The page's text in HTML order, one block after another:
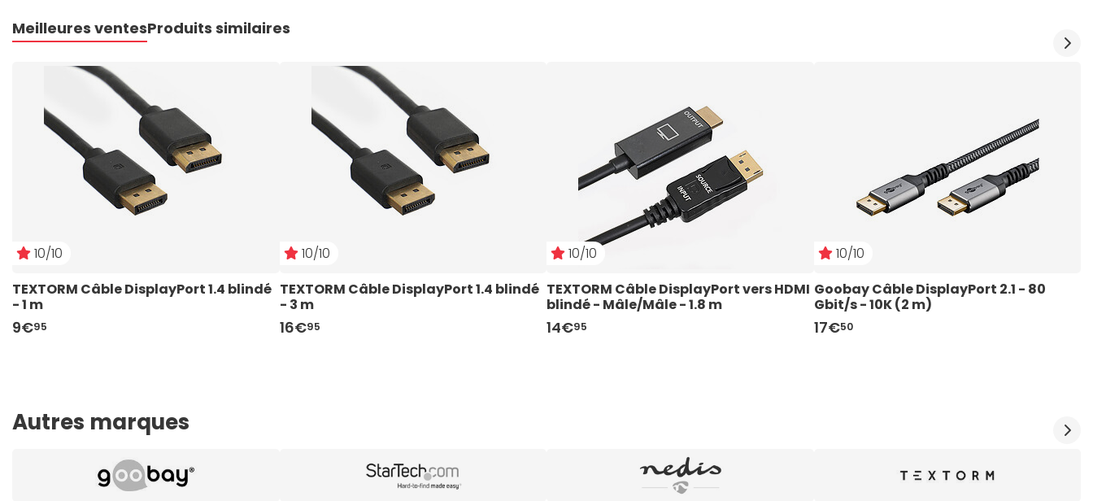
Meilleures ventesProduits similaires
10/10
TEXTORM Câble DisplayPort 1.4 blindé
- 1 m
9€95
10/10
TEXTORM Câble DisplayPort 1.4 blindé
- 3 m
16€95
10/10
TEXTORM Câble DisplayPort vers HDMI
blindé - Mâle/Mâle - 1.8 m
14€95
10/10
Goobay Câble DisplayPort 2.1 - 80
Gbit/s - 10K (2 m)
17€50
Autres marques